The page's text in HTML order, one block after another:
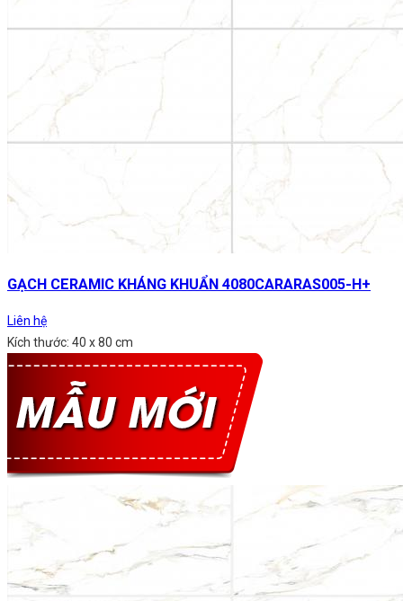
GẠCH CERAMIC KHÁNG KHUẨN 4080CARARAS005-H+
Liên hệ
Kích thước: 40 x 80 cm